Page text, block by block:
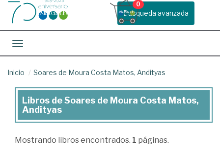
Busqueda avanzada
0
Toggle navigation
Inicio Soares de Moura Costa Matos, Andityas
Libros
de
Soares
Libros de Soares de Moura Costa Matos,
Andityas
Mostrando libros encontrados. 1 páginas.